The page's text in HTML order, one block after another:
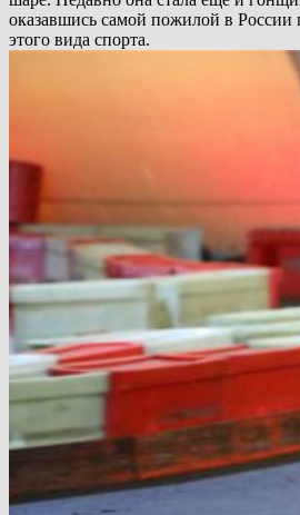
оказавшись самой пожилой в России
этого вида спорта.